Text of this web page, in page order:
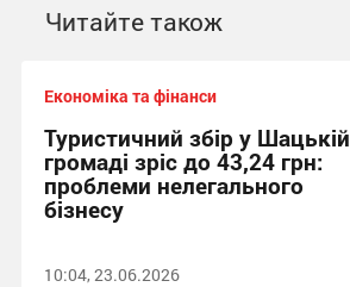
Читайте також
Економіка та фінанси
Туристичний збір у Шацькій
громаді зріс до 43,24 грн:
проблеми нелегального
бізнесу
10:04, 23.06.2026